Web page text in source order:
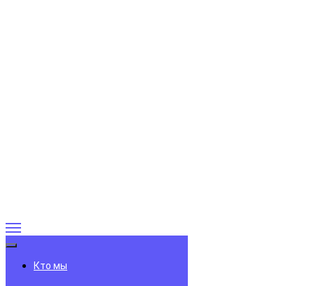
Кто мы